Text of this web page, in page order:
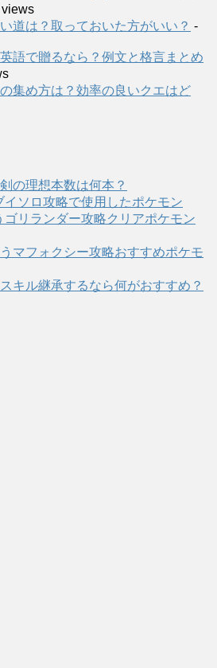
道は？取っておいた方がいい？ -
語で贈るなら？例文と格言まとめ
集め方は？効率の良いクエはど
の理想本数は何本？
ソロ攻略で使用したポケモン
リランダー攻略クリアポケモン
マフォクシー攻略おすすめポケモ
キル継承するなら何がおすすめ？